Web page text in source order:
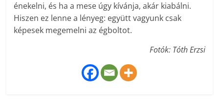
énekelni, és ha a mese úgy kívánja, akár kiabálni.
Hiszen ez lenne a lényeg: együtt vagyunk csak
képesek megemelni az égboltot.
Fotók: Tóth Erzsi